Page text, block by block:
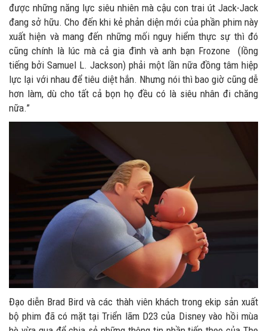
được những năng lực siêu nhiên mà cậu con trai út Jack-Jack
đang sở hữu. Cho đến khi kẻ phản diện mới của phần phim này
xuất hiện và mang đến những mối nguy hiểm thực sự thì đó
cũng chính là lúc mà cả gia đình và anh bạn Frozone (lồng
tiếng bởi Samuel L. Jackson) phải một lần nữa đồng tâm hiệp
lực lại với nhau để tiêu diệt hắn. Nhưng nói thì bao giờ cũng dễ
hơn làm, dù cho tất cả bọn họ đều có là siêu nhân đi chăng
nữa.”
Đạo diễn Brad Bird và các thàh viên khách trong ekip sản xuất
bộ phim đã có mặt tại Triển lãm D23 của Disney vào hồi mùa